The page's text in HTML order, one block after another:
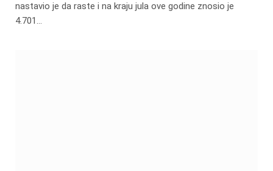
nastavio je da raste i na kraju jula ove godine znosio je
4.701…